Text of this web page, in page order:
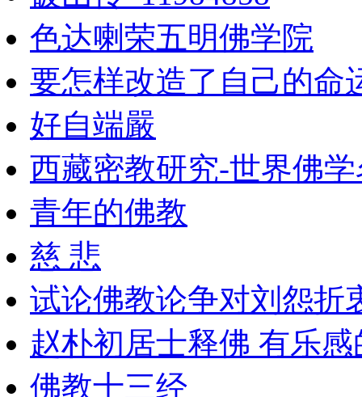
色达喇荣五明佛学院
要怎样改造了自己的命
好自端嚴
西藏密教研究-世界佛
青年的佛教
慈 悲
试论佛教论争对刘怨折
赵朴初居士释佛 有乐
佛教十三经